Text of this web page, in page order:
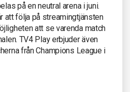
på en neutral arena i juni.
att följa på streamingtjänsten
att se varenda match
TV4 Play erbjuder även
från Champions League i